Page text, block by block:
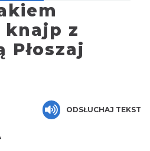
melodii
z
Płoszaj
ODSŁUCHAJ TEKST